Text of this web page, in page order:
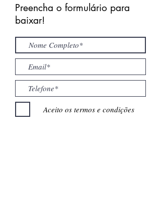
Preencha o formulário para
baixar!
Aceito os termos e condições